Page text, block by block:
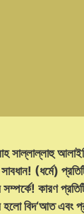
সাল্লাল্লাহু
(ধর্মে)
কারণ
হলো বিদ‘আত এবং